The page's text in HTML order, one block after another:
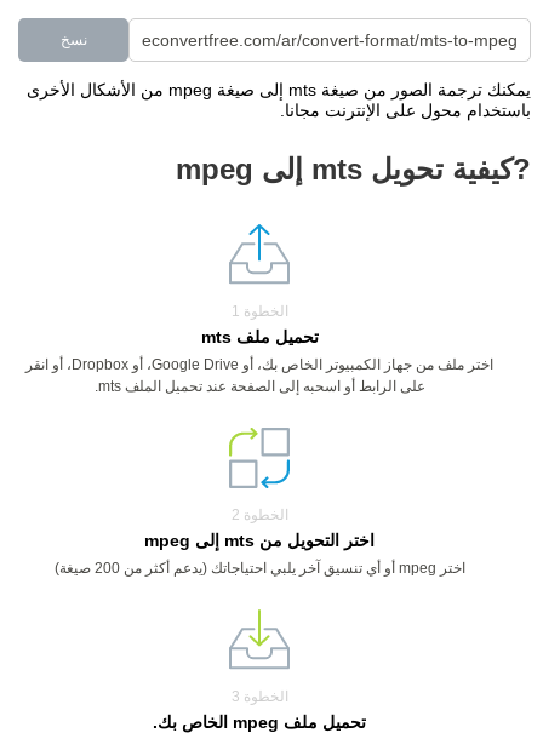
نسخ
يمكنك ترجمة الصور من صيغة mts إلى صيغة mpeg من الأشكال الأخرى
باستخدام محول على الإنترنت مجانا.
?كيفية تحويل mts إلى mpeg
الخطوة 1
تحميل ملف mts
اختر ملف من جهاز الكمبيوتر الخاص بك، أو Google Drive، أو Dropbox، أو انقر
على الرابط أو اسحبه إلى الصفحة عند تحميل الملف mts.
الخطوة 2
اختر التحويل من mts إلى mpeg
اختر mpeg أو أي تنسيق آخر يلبي احتياجاتك (يدعم أكثر من 200 صيغة)
الخطوة 3
تحميل ملف mpeg الخاص بك.